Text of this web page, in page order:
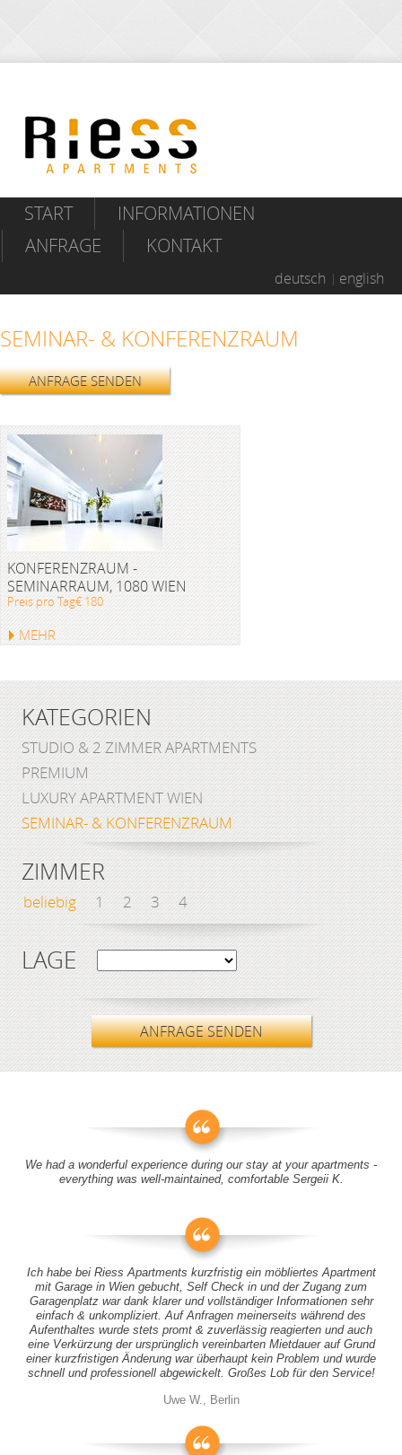
START
INFORMATIONEN
ANFRAGE
KONTAKT
deutsch english
SEMINAR- & KONFERENZRAUM
ANFRAGE SENDEN
KONFERENZRAUM -
SEMINARRAUM, 1080 WIEN
Preis pro Tag€ 180
MEHR
KATEGORIEN
STUDIO & 2 ZIMMER APARTMENTS
PREMIUM
LUXURY APARTMENT WIEN
SEMINAR- & KONFERENZRAUM
ZIMMER
beliebig 1 2 3 4
LAGE
ANFRAGE SENDEN
We had a wonderful experience during our stay at your apartments -
everything was well-maintained, comfortable Sergeii K.
Ich habe bei Riess Apartments kurzfristig ein möbliertes Apartment
mit Garage in Wien gebucht, Self Check in und der Zugang zum
Garagenplatz war dank klarer und vollständiger Informationen sehr
einfach & unkompliziert. Auf Anfragen meinerseits während des
Aufenthaltes wurde stets promt & zuverlässig reagierten und auch
eine Verkürzung der ursprünglich vereinbarten Mietdauer auf Grund
einer kurzfristigen Änderung war überhaupt kein Problem und wurde
schnell und professionell abgewickelt. Großes Lob für den Service!
Uwe W., Berlin